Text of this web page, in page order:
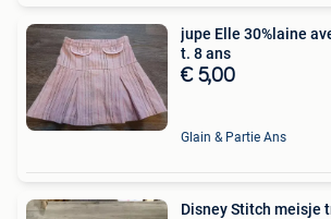
jupe Elle 30%laine
t. 8 ans
€ 5,00
Glain & Partie Ans
Disney Stitch meisje